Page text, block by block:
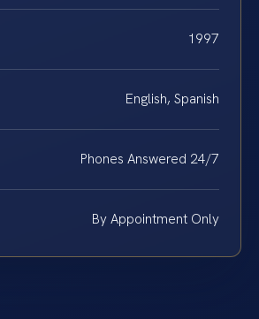
1997
English, Spanish
Phones Answered 24/7
By Appointment Only